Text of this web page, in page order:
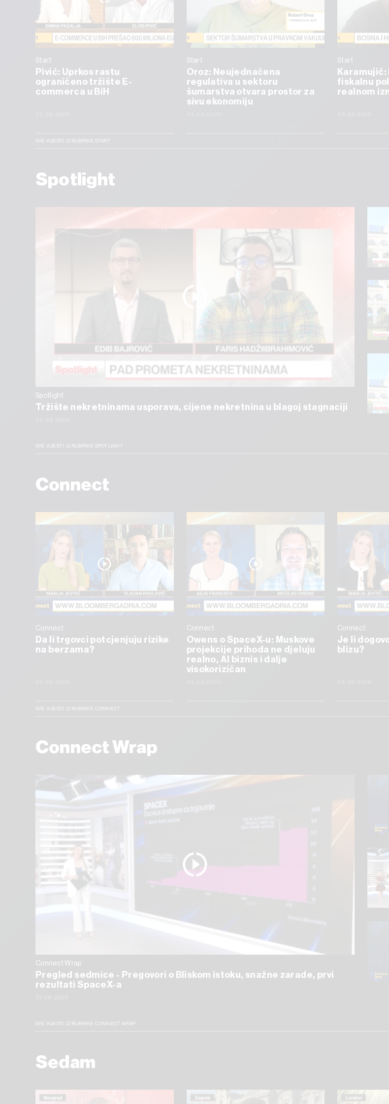
Start
Pivić: Uprkos rastu
ograničeno tržište E-
commerca u BiH
Start
Oroz: Neujednačena
regulativa u sektoru
šumarstva otvara prostor za
sivu ekonomiju
Start
Karamujić:
fiskalnu
realnom
SVE VIJESTI IZ RUBRIKE START
Spotlight
Spotlight
Tržište nekretninama usporava, cijene nekretnina u blagoj stagnaciji
SVE VIJESTI IZ RUBRIKE SPOTLIGHT
Connect
Connect
Da li trgovci potcjenjuju rizike
na berzama?
Connect
Owens o SpaceX-u: Muskove
projekcije prihoda ne djeluju
realno, AI biznis i dalje
visokorizičan
Connect
Je li
blizu?
SVE VIJESTI IZ RUBRIKE CONNECT
Connect Wrap
Connect Wrap
Pregled sedmice - Pregovori o Bliskom istoku, snažne zarade, prvi
rezultati SpaceX-a
SVE VIJESTI IZ RUBRIKE CONNECT WRAP
Sedam